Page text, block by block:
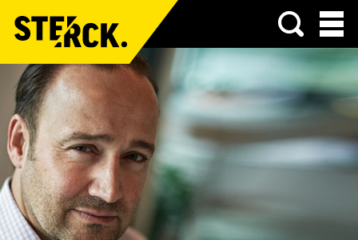
Menu